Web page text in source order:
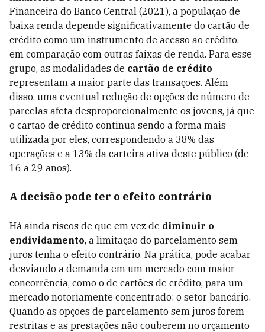
Financeira do Banco Central (2021), a população de
baixa renda depende significativamente do cartão de
crédito como um instrumento de acesso ao crédito,
em comparação com outras faixas de renda. Para esse
grupo, as modalidades de cartão de crédito
representam a maior parte das transações. Além
disso, uma eventual redução de opções de número de
parcelas afeta desproporcionalmente os jovens, já que
o cartão de crédito continua sendo a forma mais
utilizada por eles, correspondendo a 38% das
operações e a 13% da carteira ativa deste público (de
16 a 29 anos).
A decisão pode ter o efeito contrário
Há ainda riscos de que em vez de diminuir o
endividamento, a limitação do parcelamento sem
juros tenha o efeito contrário. Na prática, pode acabar
desviando a demanda em um mercado com maior
concorrência, como o de cartões de crédito, para um
mercado notoriamente concentrado: o setor bancário.
Quando as opções de parcelamento sem juros forem
restritas e as prestações não couberem no orçamento